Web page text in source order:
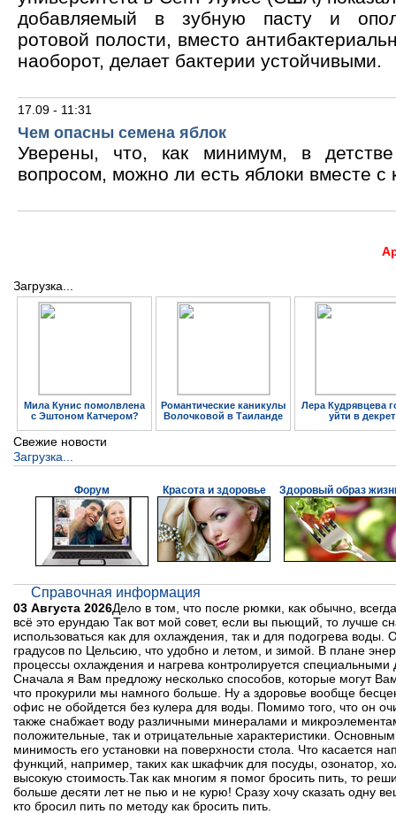
добавляемый в зубную пасту и
ротовой полости, вместо
наоборот, делает бактерии устойчивыми.
17.09 - 11:31
Чем опасны семена яблок
Уверены, что, как минимум, в
вопросом, можно ли есть яблоки вместе с
Загрузка...
Мила Кунис помолвлена
с Эштоном Катчером?
Романтические каникулы
Волочковой в Таиланде
Лера Кудрявцева
уйти в декрет
Свежие новости
Загрузка...
Форум Красота и здоровье Здоровый образ
Справочная информация
03 Августа 2026Дело в том, что после рюмки, как обычно,
всё это ерундаю Так вот мой совет, если вы пьющий, то лучше
использоваться как для охлаждения, так и для подогрева
градусов по Цельсию, что удобно и летом, и зимой. В плане
процессы охлаждения и нагрева контролируется
Сначала я Вам предложу несколько способов, которые могут
что прокурили мы намного больше. Ну а здоровье вообще
офис не обойдется без кулера для воды. Помимо того, что он
также снабжает воду различными минералами и
положительные, так и отрицательные характеристики.
минимость его установки на поверхности стола. Что касается
функций, например, таких как шкафчик для посуды, озонатор,
высокую стоимость.Так как многим я помог бросить пить, то
больше десяти лет не пью и не курю! Сразу хочу сказать одну
кто бросил пить по методу как бросить пить.